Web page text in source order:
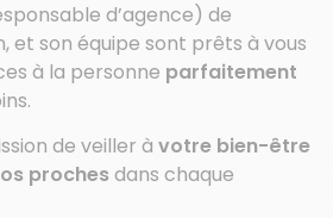
d’agence) de
et son équipe sont prêts à vous
à la personne parfaitement
de veiller à votre bien-être
proches dans chaque